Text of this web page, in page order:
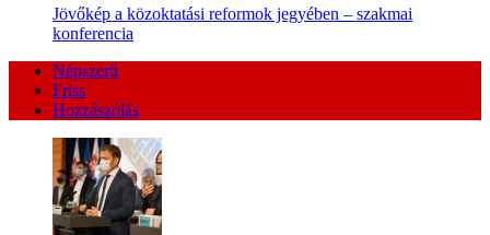
Jövőkép a közoktatási reformok jegyében – szakmai
konferencia
Népszerű
Friss
Hozzászólás